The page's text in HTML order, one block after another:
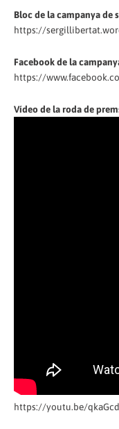
Bloc de la campanya de
https://
Facebook de la
https://
Vídeo de la roda de
https://youtu.be/